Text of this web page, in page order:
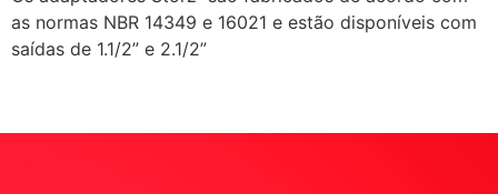
as normas NBR 14349 e 16021 e estão disponíveis com
saídas de 1.1/2” e 2.1/2”